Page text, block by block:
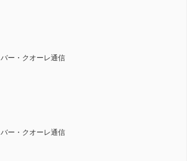
バー・クオーレ通信
バー・クオーレ通信